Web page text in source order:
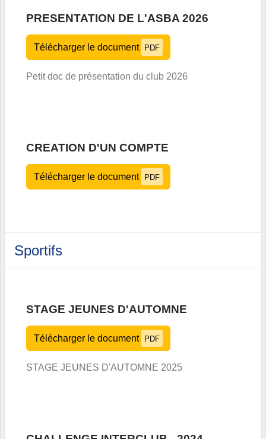
PRESENTATION DE L'ASBA 2026
Télécharger le document PDF
Petit doc de présentation du club 2026
CREATION D'UN COMPTE
Télécharger le document PDF
Sportifs
STAGE JEUNES D'AUTOMNE
Télécharger le document PDF
STAGE JEUNES D'AUTOMNE 2025